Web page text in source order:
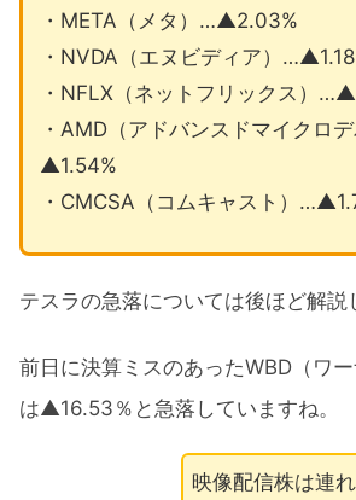
・META（メタ）…▲2.03%
・NVDA（エヌビディア）
・NFLX（ネットフリックス）
・AMD（アドバンスドマイクロ
▲1.54%
・CMCSA（コムキャスト）
テスラの急落については後ほど解説
前日に決算ミスのあったWBD（ワー
は▲16.53％と急落していますね。
映像配信株は連れ